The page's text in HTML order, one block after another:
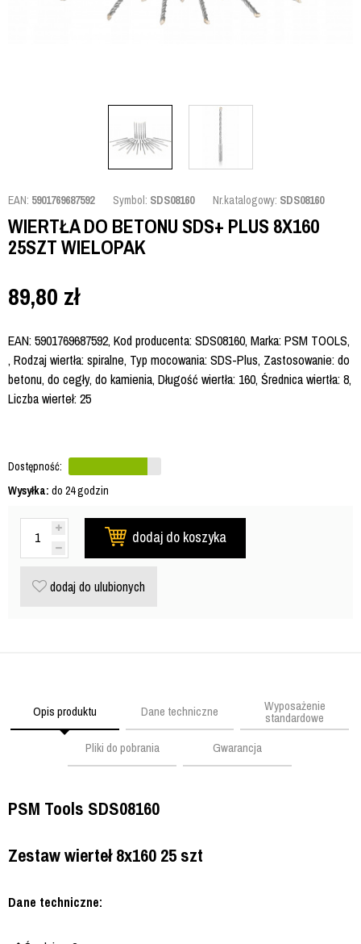
EAN: 5901769687592 Symbol: SDS08160 Nr.katalogowy: SDS08160
WIERTŁA DO BETONU SDS+ PLUS 8X160
25SZT WIELOPAK
89,80 zł
EAN: 5901769687592, Kod producenta: SDS08160, Marka: PSM TOOLS,
, Rodzaj wiertła: spiralne, Typ mocowania: SDS-Plus, Zastosowanie: do
betonu, do cegły, do kamienia, Długość wiertła: 160, Średnica wiertła: 8,
Liczba wierteł: 25
Dostępność:
Wysyłka: do 24 godzin
dodaj do koszyka
dodaj do ulubionych
Opis produktu Dane techniczne Wyposażenie
standardowe
Pliki do pobrania
Gwarancja
PSM Tools SDS08160
Zestaw wierteł 8x160 25 szt
Dane techniczne: